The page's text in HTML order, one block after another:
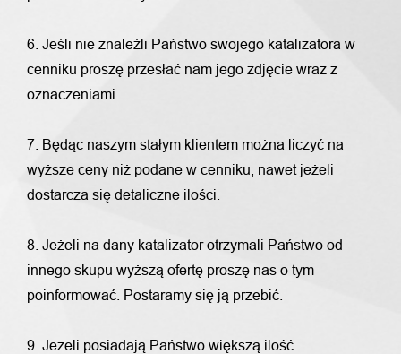
6. Jeśli nie znaleźli Państwo swojego katalizatora w
cenniku proszę przesłać nam jego zdjęcie wraz z
oznaczeniami.
7. Będąc naszym stałym klientem można liczyć na
wyższe ceny niż podane w cenniku, nawet jeżeli
dostarcza się detaliczne ilości.
8. Jeżeli na dany katalizator otrzymali Państwo od
innego skupu wyższą ofertę proszę nas o tym
poinformować. Postaramy się ją przebić.
9. Jeżeli posiadają Państwo większą ilość